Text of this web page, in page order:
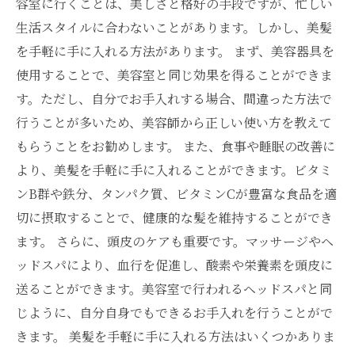
生活スタイルに合わないことがあります。しかし、美髪
を手軽に手に入れる方法があります。 まず、美容器具を
使用することで、美容室と同じ効果を得ることができま
す。ただし、自分でお手入れする場合、間違った方法で
行うことが多いため、美容師から正しい使い方を教えて
もらうことをお勧めします。 また、食事や睡眠の改善に
より、美髪を手軽に手に入れることができます。ビタミ
ンB群や鉄分、タンパク質、ビタミンCが豊富な食品を適
切に摂取することで、健康的な髪を維持することができ
ます。 さらに、頭皮のケアも重要です。マッサージやヘ
ッドスパにより、血行を促進し、酸素や栄養素を頭皮に
送ることができます。美容室で行われるヘッドスパと同
じように、自分自身でもできるお手入れを行うことがで
きます。 美髪を手軽に手に入れる方法はいくつかありま